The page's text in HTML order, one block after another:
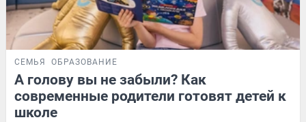
СЕМЬЯ ОБРАЗОВАНИЕ
А голову вы не забыли? Как
современные родители готовят детей к
школе